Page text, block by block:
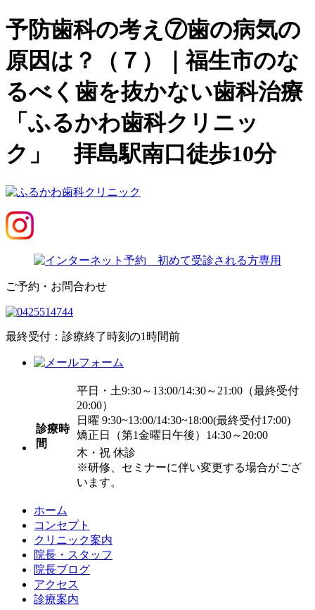
予防歯科の考え⑦歯の病気の
原因は？（７）｜福生市のな
るべく歯を抜かない歯科治療
「ふるかわ歯科クリニッ
ク」 拝島駅南口徒歩10分
ご予約・お問合わせ
最終受付：診療終了時刻の1時間前
診療時
間
平日・土9:30～13:00/14:30～21:00（最終受付
20:00）
日曜 9:30~13:00/14:30~18:00(最終受付17:00)
矯正日（第1金曜日午後）14:30～20:00
木・祝 休診
※研修、セミナーに伴い変更する場合がござ
います。
ホーム
コンセプト
クリニック案内
院長・スタッフ
院長ブログ
アクセス
診療案内